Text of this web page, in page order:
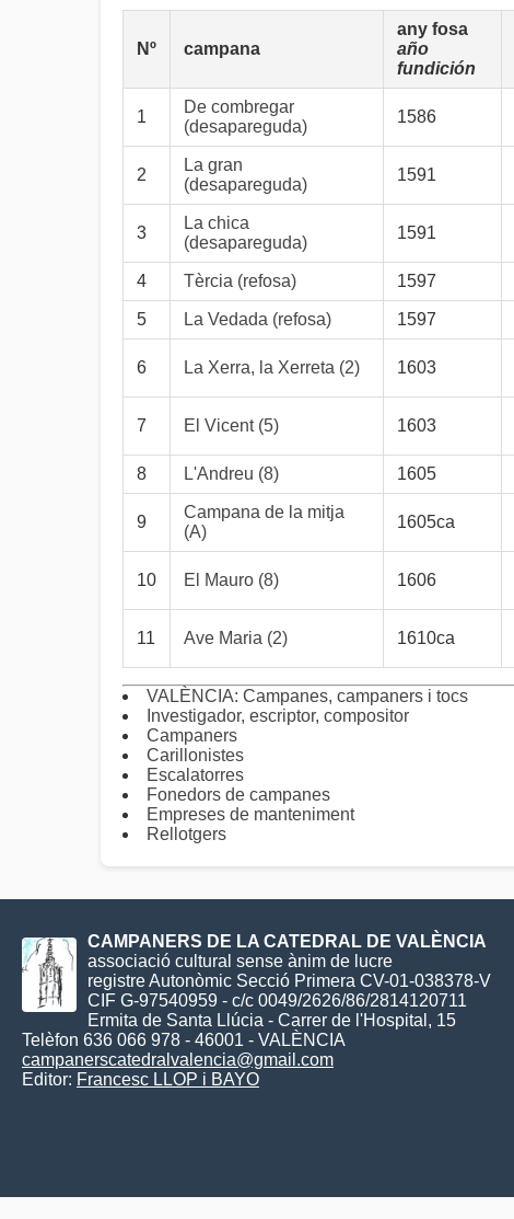
Nº campana
any fosa
año
fundición
1
De combregar
(desapareguda)
1586
2
La gran
(desapareguda)
1591
3
La chica
(desapareguda)
1591
4 Tèrcia (refosa) 1597
5 La Vedada (refosa) 1597
6 La Xerra, la Xerreta (2) 1603
7 El Vicent (5) 1603
8 L'Andreu (8) 1605
9
Campana de la mitja
(A)
1605ca
10 El Mauro (8) 1606
11 Ave Maria (2) 1610ca
VALÈNCIA: Campanes, campaners i tocs
Investigador, escriptor, compositor
Campaners
Carillonistes
Escalatorres
Fonedors de campanes
Empreses de manteniment
Rellotgers
CAMPANERS DE LA CATEDRAL DE VALÈNCIA
associació cultural sense ànim de lucre
registre Autonòmic Secció Primera CV-01-038378-V
CIF G-97540959 - c/c 0049/2626/86/2814120711
Ermita de Santa Llúcia - Carrer de l'Hospital, 15
Telèfon 636 066 978 - 46001 - VALÈNCIA
campanerscatedralvalencia@gmail.com
Editor: Francesc LLOP i BAYO